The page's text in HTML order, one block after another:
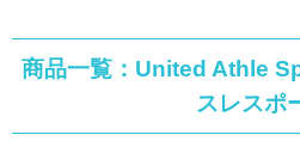
商品一覧：United Athle
スレスポ